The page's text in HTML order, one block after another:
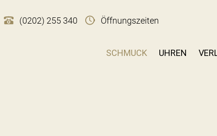
(0202) 255 340 Öffnungszeiten
SCHMUCK UHREN